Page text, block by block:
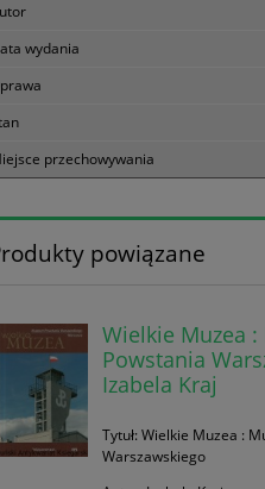
wydania
przechowywania
powiązane
Wielkie Muzea
Powstania
Izabela Kraj
Tytuł: Wielkie Muzea :
Warszawskiego